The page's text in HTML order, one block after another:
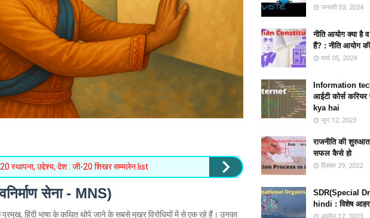
स्थापना, उद्देश्य, देश : जी-20 शिखर सम्मलेन list
सेना - MNS)
प्रमुख, हिंदी भाषा के कथित थोपे जाने के सबसे मुखर विरोधियों में से एक रहे हैं। उनका
जनवरी 03, 2024
नीति आयोग क्या है
हैं? : नीति आयोग
मार्च 05, 2024
Information
आईटी कोर्स
kya hai
जून 12, 2023
राजनीति की
सफल कैसे हो
दिसंबर 29, 2022
SDR(Special
hindi : विशेष